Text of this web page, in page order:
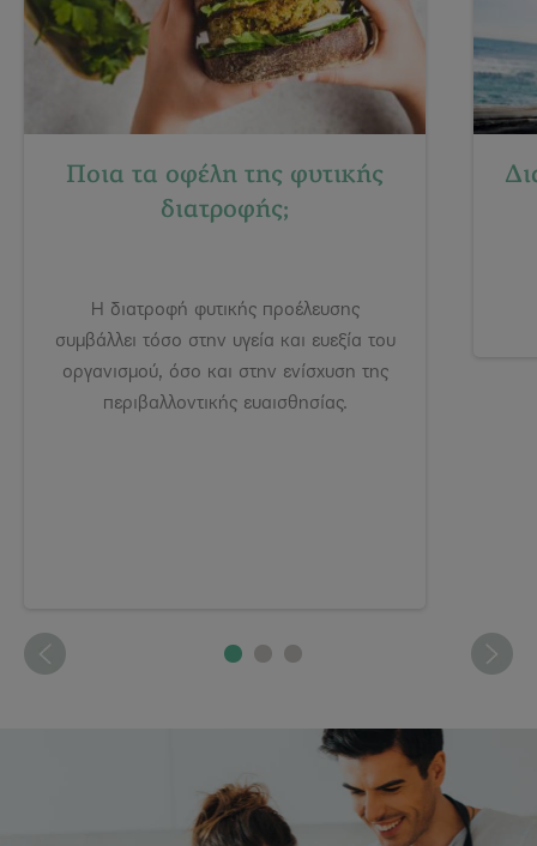
Ποια τα οφέλη της φυτικής
διατροφής;
Η διατροφή φυτικής προέλευσης
συμβάλλει τόσο στην υγεία και ευεξία του
οργανισμού, όσο και στην ενίσχυση της
περιβαλλοντικής ευαισθησίας.